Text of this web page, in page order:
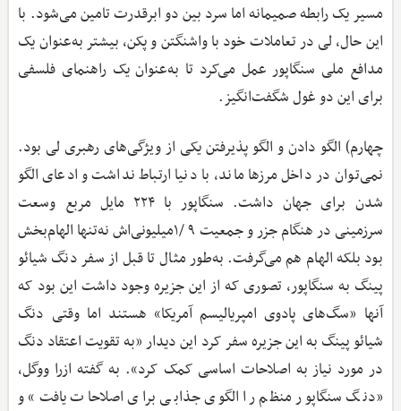
مسیر یک رابطه صمیمانه اما سرد بین دو ابرقدرت تامین می‌شود. با
این ‌حال، لی در تعاملات خود با واشنگتن و پکن، بیشتر به‌عنوان یک
مدافع ملی سنگاپور عمل می‌کرد تا به‌عنوان یک راهنمای فلسفی
برای این دو غول شگفت‌انگیز.
چهارم) الگو دادن و الگو پذیرفتن یکی از ویژگی‌های رهبری لی بود.
نمی‌توان در داخل مرزها ماند، با دنیا ارتباط نداشت و ادعای الگو
شدن برای جهان داشت. سنگاپور با ۲۲۴ مایل مربع وسعت
سرزمینی در هنگام جزر و جمعیت ۹ /۱میلیونی‌اش نه‌تنها الهام‌بخش
بود بلکه الهام هم می‌گرفت. به‌طور مثال تا قبل از سفر دنگ شیائو
پینگ به سنگاپور، تصوری که از این جزیره وجود داشت این بود که
آنها «سگ‌های پادوی امپریالیسم آمریکا» هستند اما وقتی دنگ
شیائو پینگ به این جزیره سفر کرد این دیدار «به تقویت اعتقاد دنگ
در مورد نیاز به اصلاحات اساسی کمک کرد». به گفته ازرا ووگل،
«دنگ سنگاپور منظم را الگوی جذابی برای اصلاحات یافت» و